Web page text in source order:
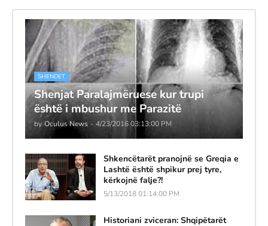
SHENDET
Shenjat Paralajmëruese kur trupi
është i mbushur me Parazitë
by Oculus News - 4/23/2016 03:13:00 PM
Shkencëtarët pranojnë se Greqia e
Lashtë është shpikur prej tyre,
kërkojnë falje?!
5/13/2018 01:14:00 PM
Historiani zviceran: Shqipëtarët